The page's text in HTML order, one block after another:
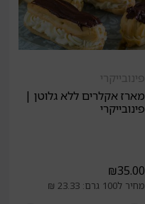
פינובייקרי
מארז אקלרים ללא גלוטן |
פינובייקרי
₪35.00
מחיר ל100 גרם: 23.33 ₪